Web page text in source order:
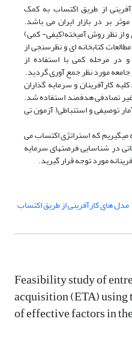
از طریق اکتساب به کمک
بر در بازار ایران می باشد.
از نظر روش آمیخته(کیفی- کمی)
کتابخانه ای و نظرسنجی از
در مرحله کمی با استفاده از
مورد نظر جمع آوری گردید.
کارآفرینان و سرمایه گذاران
تصادفی هدفمند استفاده شد.
توصیفی و استنباطی( آزمون تی
میگیریم که استراتژی اکتساب می
در شناسایی فرصتهای سرمایه
مورد توجه قرار گیرید.
مدل های کارآفرینی از طریق اکتساب
Feasibility study of
acquisition (ETA) using
of effective factors in